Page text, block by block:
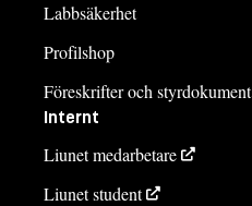
Labbsäkerhet
Profilshop
Föreskrifter och styrdokument
Internt
Liunet medarbetare
Liunet student